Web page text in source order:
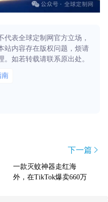
表全球定制网官方立场，
站内容存在版权问题，烦请
如若转载请联系原出处。
南
下一篇
一款灭蚊神器走红海
外，在TikTok爆卖660万